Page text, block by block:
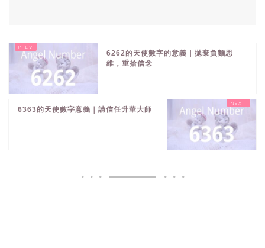
6262的天使數字的意義｜拋棄負麵思
維，重拾信念
6363的天使數字意義｜請信任升華大師